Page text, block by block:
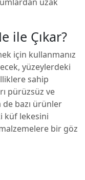
ile Çıkar?
için kullanmanız
yüzeylerdeki
sahip
pürüzsüz ve
bazı ürünler
küf lekesini
bir göz